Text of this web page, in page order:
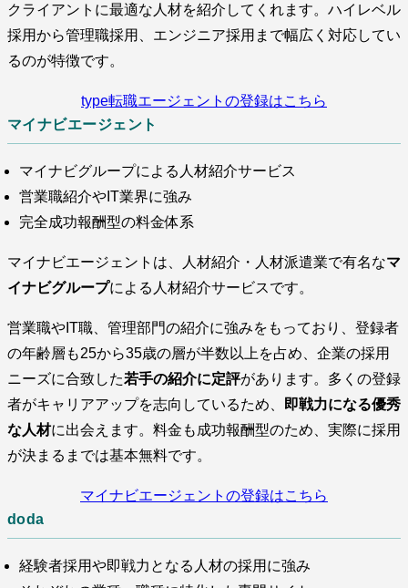
クライアントに最適な人材を紹介してくれます。ハイレベル
採用から管理職採用、エンジニア採用まで幅広く対応してい
るのが特徴です。
type転職エージェントの登録はこちら
マイナビエージェント
マイナビグループによる人材紹介サービス
営業職紹介やIT業界に強み
完全成功報酬型の料金体系
マイナビエージェントは、人材紹介・人材派遣業で有名なマ
イナビグループによる人材紹介サービスです。
営業職やIT職、管理部門の紹介に強みをもっており、登録者
の年齢層も25から35歳の層が半数以上を占め、企業の採用
ニーズに合致した若手の紹介に定評があります。多くの登録
者がキャリアアップを志向しているため、
即戦力になる優秀
な人材に出会えます。料金も成功報酬型のため、実際に採用
が決まるまでは基本無料です。
マイナビエージェントの登録はこちら
doda
経験者採用や即戦力となる人材の採用に強み